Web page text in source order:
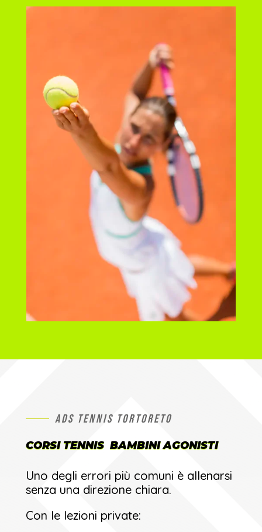
ADS TENNIS TORTORETO
CORSI TENNIS BAMBINI AGONISTI
Uno degli errori più comuni è allenarsi
senza una direzione chiara.
Con le lezioni private: